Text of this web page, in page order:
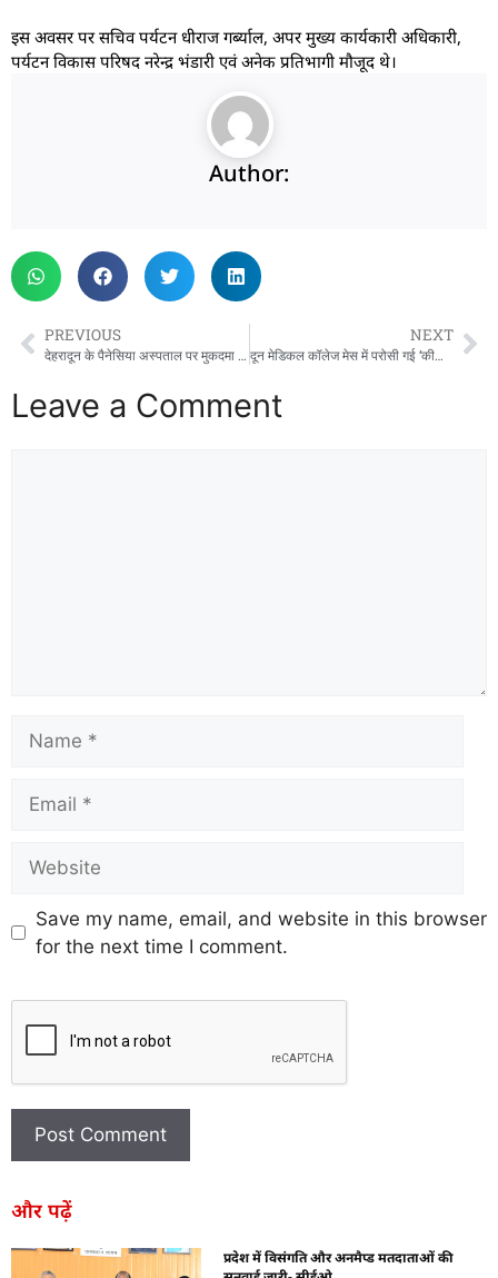
इस अवसर पर सचिव पर्यटन धीराज गर्ब्याल, अपर मुख्य कार्यकारी अधिकारी,
पर्यटन विकास परिषद नरेन्द्र भंडारी एवं अनेक प्रतिभागी मौजूद थे।
Author:
PREVIOUS
​देहरादून के पैनेसिया अस्पताल पर मुकदमा दर्ज; ICU में आग लगने से महिला की हुई थी मौत, परिजनों ने लगाए गंभीर आरोप
NEXT
दून मेडिकल कॉलेज मेस में परोसी गई ‘कीड़ों वाली सब्जी’, खाना खाते ही छात्रों में मचा हड़कंप
Leave a Comment
Save my name, email, and website in this browser
for the next time I comment.
और पढ़ें
प्रदेश में विसंगति और अनमैप्ड मतदाताओं की